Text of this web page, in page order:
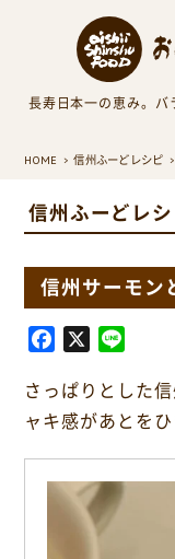
長寿日本一の恵み。バ
HOME 信州ふーどレシピ
信州ふーどレ
信州サーモン
c
e
o
X
n
e
さっぱりとした
ャキ感があとをひ